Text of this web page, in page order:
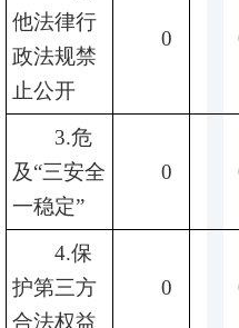
他法律行
政法规禁
止公开
0
3.危
及“三安全
一稳定”
0
4.保
护第三方
合法权益
0